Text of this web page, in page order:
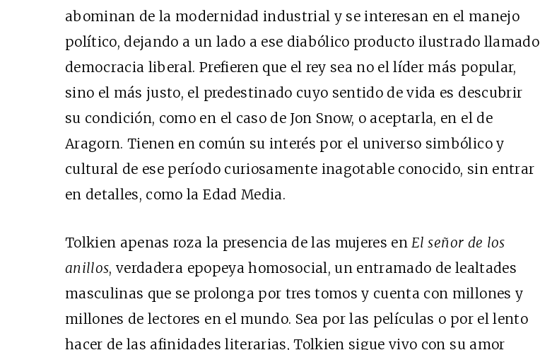
abominan de la modernidad industrial y se interesan en el manejo
político, dejando a un lado a ese diabólico producto ilustrado llamado
democracia liberal. Prefieren que el rey sea no el líder más popular,
sino el más justo, el predestinado cuyo sentido de vida es descubrir
su condición, como en el caso de Jon Snow, o aceptarla, en el de
Aragorn. Tienen en común su interés por el universo simbólico y
cultural de ese período curiosamente inagotable conocido, sin entrar
en detalles, como la Edad Media.
Tolkien apenas roza la presencia de las mujeres enEl señor de los
anillos, verdadera epopeya homosocial, un entramado de lealtades
masculinas que se prolonga por tres tomos y cuenta con millones y
millones de lectores en el mundo. Sea por las películas o por el lento
hacer de las afinidades literarias, Tolkien sigue vivo con su amor